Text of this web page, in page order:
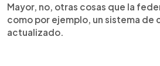
Mayor, no, otras cosas que la
como por ejemplo, un sistema de
actualizado.